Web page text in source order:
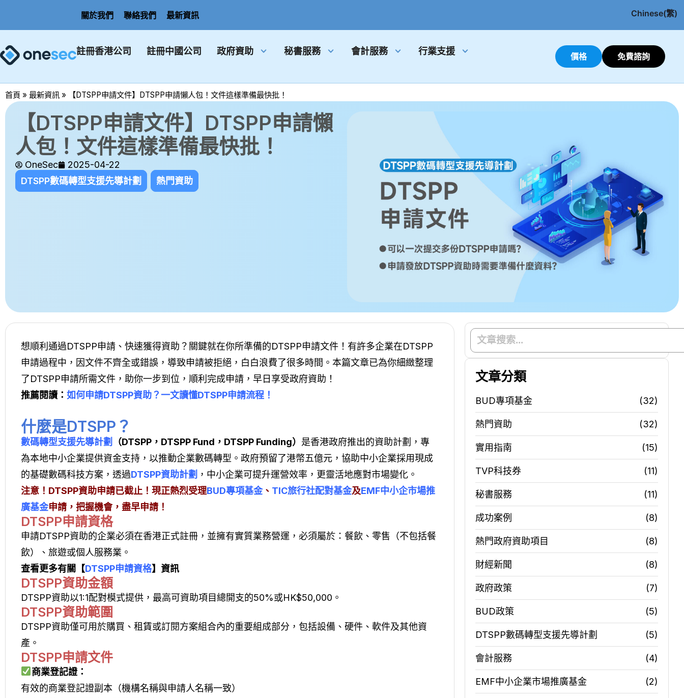
關於我們 聯絡我們 最新資訊
Chinese(繁)
English
註冊香港公司 註冊中國公司 政府資助 秘書服務 會計服務 行業支援 價格 免費諮詢
首頁 » 最新資訊 » 【DTSPP申請文件】DTSPP申請懶人包！文件這樣準備最快批！
【DTSPP申請文件】DTSPP申請懶
人包！文件這樣準備最快批！
OneSec
2025-04-22
DTSPP數碼轉型支援先導計劃
熱門資助
想順利通過DTSPP申請、快速獲得資助？關鍵就在你所準備的DTSPP申請文件！有許多企業在DTSPP
申請過程中，因文件不齊全或錯誤，導致申請被拒絕，白白浪費了很多時間。本篇文章已為你細緻整理
了DTSPP申請所需文件，助你一步到位，順利完成申請，早日享受政府資助！
推薦閱讀： 如何申請DTSPP資助？一文讀懂DTSPP申請流程！
什麼是DTSPP？
數碼轉型支援先導計劃 （DTSPP，DTSPP Fund，DTSPP Funding） 是香港政府推出的資助計劃，專
為本地中小企業提供資金支持，以推動企業數碼轉型。政府預留了港幣五億元，協助中小企業採用現成
的基礎數碼科技方案，透過DTSPP資助計劃 ，中小企業可提升運營效率，更靈活地應對市場變化。
注意！DTSPP資助申請已截止！現正熱烈受理BUD專項基金、 TIC旅行社配對基金及EMF中小企市場推
廣基金申請，把握機會，盡早申請！
DTSPP申請資格
申請DTSPP資助的企業必須在香港正式註冊，並擁有實質業務營運，必須屬於：餐飲、零售（不包括餐
飲）、旅遊或個人服務業。
查看更多有關【DTSPP申請資格】資訊
DTSPP資助金額
DTSPP資助以1:1配對模式提供，最高可資助項目總開支的50%或HK$50,000。
DTSPP資助範圍
DTSPP資助僅可用於購買、租賃或訂閱方案組合內的重要組成部分，包括設備、硬件、軟件及其他資
產。
DTSPP申請文件
商業登記證：
有效的商業登記證副本（機構名稱與申請人名稱一致）
文章分類
BUD專項基金 (32)
熱門資助 (32)
實用指南 (15)
TVP科技券 (11)
秘書服務 (11)
成功案例 (8)
熱門政府資助項目 (8)
財經新聞 (8)
政府政策 (7)
BUD政策 (5)
DTSPP數碼轉型支援先導計劃 (5)
會計服務 (4)
EMF中小企業市場推廣基金 (2)